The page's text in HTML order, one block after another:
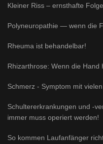
Kleiner Riss – ernsthafte
Polyneuropathie — wenn die
Rheuma ist behandelbar!
Rhizarthrose: Wenn die Hand
Schmerz - Symptom mit
Schultererkrankungen und -
immer muss operiert werden!
So kommen Laufanfänger